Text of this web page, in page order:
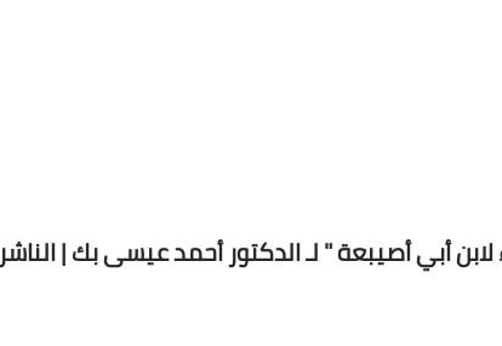
أبي أصيبعة " لـ الدكتور أحمد عيسى بك | الناشر